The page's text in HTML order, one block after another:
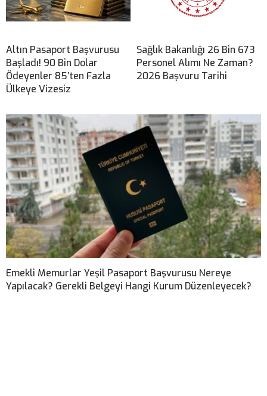
Altın Pasaport Başvurusu
Başladı! 90 Bin Dolar
Ödeyenler 85’ten Fazla
Ülkeye Vizesiz
Sağlık Bakanlığı 26 Bin 673
Personel Alımı Ne Zaman?
2026 Başvuru Tarihi
Emekli Memurlar Yeşil Pasaport Başvurusu Nereye
Yapılacak? Gerekli Belgeyi Hangi Kurum Düzenleyecek?